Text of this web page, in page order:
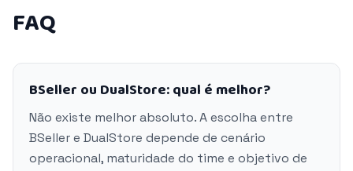
FAQ
BSeller ou DualStore: qual é melhor?
Não existe melhor absoluto. A escolha entre
BSeller e DualStore depende de cenário
operacional, maturidade do time e objetivo de